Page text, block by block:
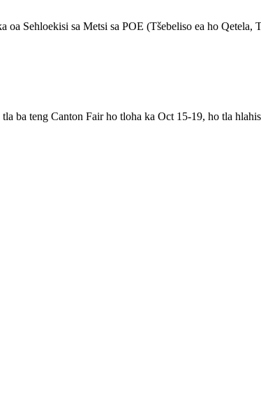
Sehloekisi sa Metsi sa POE (Tšebeliso ea ho Qetela,
teng Canton Fair ho tloha ka Oct 15-19, ho tla